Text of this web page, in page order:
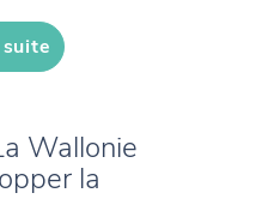
Wallonie
la